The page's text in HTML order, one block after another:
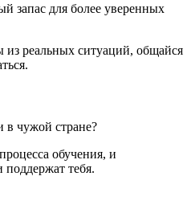
запас для более уверенных
реальных ситуаций, общайся
в чужой стране?
обучения, и
тебя.